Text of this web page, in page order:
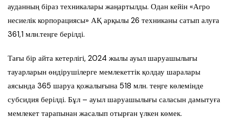
ауданның біраз техникалары жаңартылды. Одан кейін «Агро
несиелік корпорациясы» АҚ арқылы 26 техниканы сатып алуға
361,1 млн.теңге берілді.
Тағы бір айта кетерлігі, 2024 жылы ауыл шаруашылығы
тауарларын өндірушілерге мемлекеттік қолдау шаралары
аясында 365 шаруа қожалығына 518 млн. теңге көлемінде
субсидия берілді. Бұл – ауыл шаруашылығы саласын дамытуға
мемлекет тарапынан жасалып отырған үлкен көмек.